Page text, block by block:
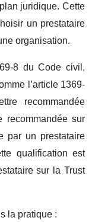
juridique. Cette
un prestataire
organisation.
8 du Code civil,
l’article 1369-
recommandée
recommandée sur
par un prestataire
qualification est
sur la Trust
la pratique :